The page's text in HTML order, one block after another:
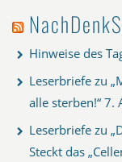
Hinweise des
Leserbriefe zu
alle sterben!“ 7.
Leserbriefe zu
Steckt das